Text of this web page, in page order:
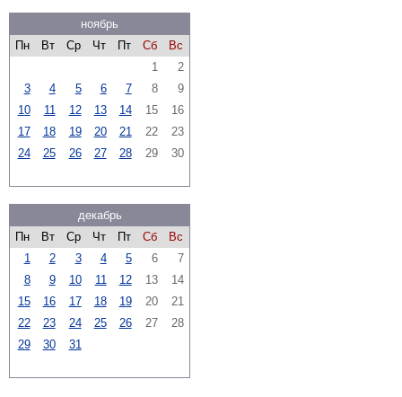
ноябрь
Пн
Вт Ср Чт Пт Сб
Вс
1
2
3
4 5 6 7 8
9
10
11 12 13 14 15
16
17
18 19 20 21 22
23
24
25 26 27 28 29 30
декабрь
Пн
Вт Ср Чт Пт Сб
Вс
1
2 3 4 5 6
7
8
9 10 11 12 13
14
15
16 17 18 19 20
21
22
23 24 25 26 27
28
29
30 31